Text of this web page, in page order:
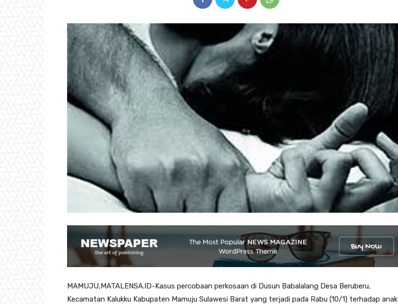
MAMUJU,MATALENSA.ID-Kasus percobaan perkosaan di Dusun Babalalang Desa Beruberu,
Kecamatan Kalukku Kabupaten Mamuju Sulawesi Barat yang terjadi pada Rabu (10/1) terhadap anak